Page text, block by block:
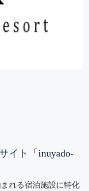
イト「inuyado-
れる宿泊施設に特化